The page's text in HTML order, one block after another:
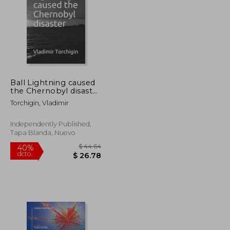
$ 468.81
$ 257.84
40%
Ball Lightning caused
the Chernobyl disaster
(en Inglés)
Torchigin, Vladimir
Independently Published,
Tapa Blanda, Nuevo